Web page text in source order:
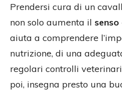
Prendersi cura di un
non solo aumenta il
aiuta a comprendere
nutrizione, di una
regolari controlli
poi, insegna presto una